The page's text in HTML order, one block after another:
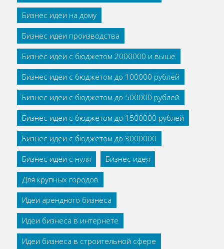
Бизнес идеи на дому
Бизнес идеи производства
Бизнес идеи с бюджетом 2000000 и выше
Бизнес идеи с бюджетом до 100000 рублей
Бизнес идеи с бюджетом до 500000 рублей
Бизнес идеи с бюджетом до 1500000 рублей
Бизнес идеи с бюджетом до 3000000
Бизнес идеи с нуля
Бизнес идея
Для крупных городов
Идеи арендного бизнеса
Идеи бизнеса в интернете
Идеи бизнеса в строительной сфере